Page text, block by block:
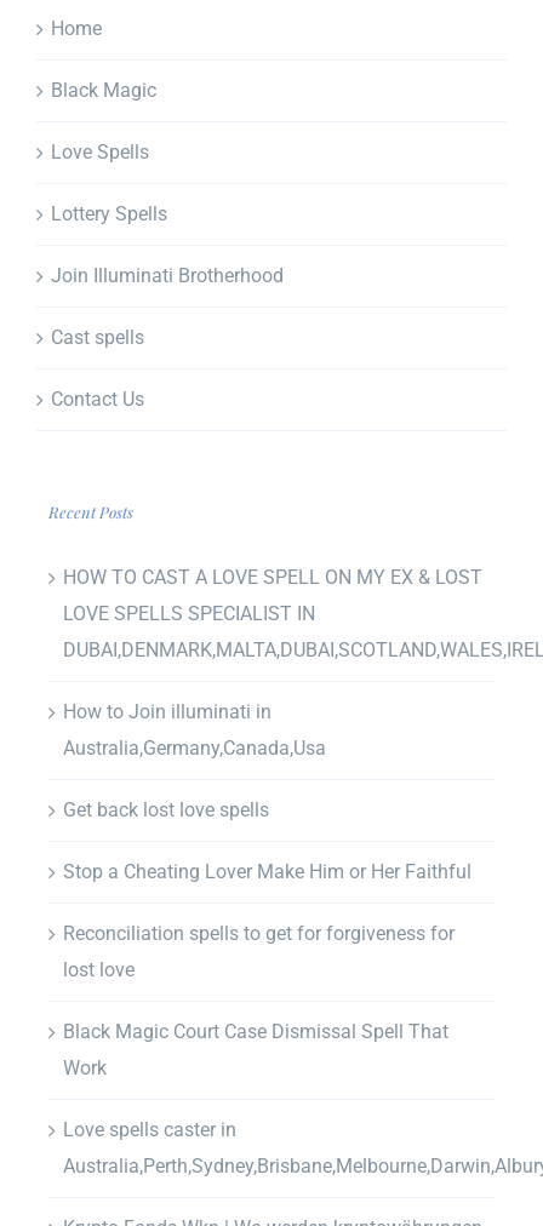
Home
Black Magic
Love Spells
Lottery Spells
Join Illuminati Brotherhood
Cast spells
Contact Us
Recent Posts
HOW TO CAST A LOVE SPELL ON MY EX & LOST
LOVE SPELLS SPECIALIST IN
How to Join illuminati in
Australia,Germany,Canada,Usa
Get back lost love spells
Stop a Cheating Lover Make Him or Her Faithful
Reconciliation spells to get for forgiveness for
lost love
Black Magic Court Case Dismissal Spell That
Work
Love spells caster in